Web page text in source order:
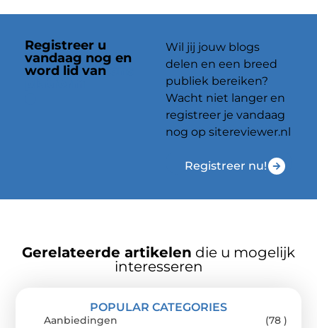
Registreer u
vandaag nog en
word lid van
Wil jij jouw blogs
delen en een breed
publiek bereiken?
Wacht niet langer en
registreer je vandaag
nog op sitereviewer.nl
Registreer nu!
Gerelateerde artikelen die u mogelijk
interesseren
POPULAR CATEGORIES
Aanbiedingen
(78 )